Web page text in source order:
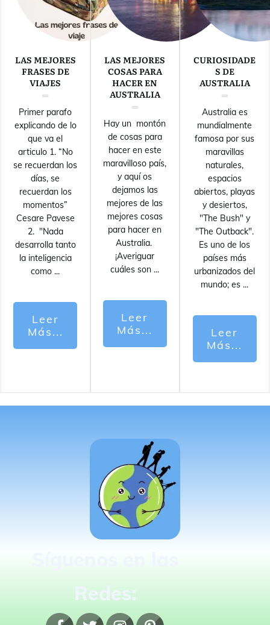
LAS MEJORES
FRASES DE
VIAJES
Primer parafo
explicando de lo
que va el
articulo 1. “No
se recuerdan los
días, se
recuerdan los
momentos”
Cesare Pavese
2. "Nada
desarrolla tanto
la inteligencia
como ...
Leer
Más...
LAS MEJORES
COSAS PARA
HACER EN
AUSTRALIA
Hay un montón
de cosas para
hacer en este
maravilloso país,
y aquí os
dejamos las
mejores de las
mejores cosas
para hacer en
Australia.
¡Averiguar
cuáles son ...
Leer
Más...
CURIOSIDADE
S DE
AUSTRALIA
Australia es
mundialmente
famosa por sus
maravillas
naturales,
espacios
abiertos, playas
y desiertos,
"The Bush" y
"The Outback".
Es uno de los
países más
urbanizados del
mundo; es ...
Leer
Más...
Redes: